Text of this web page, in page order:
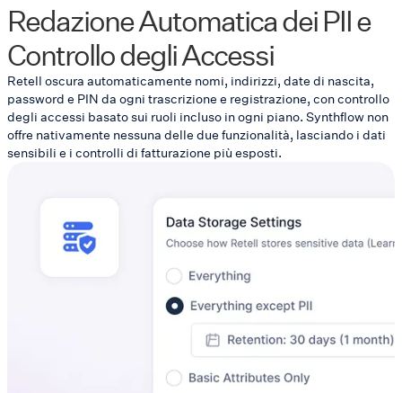
Redazione Automatica dei PII e
Controllo degli Accessi
Retell oscura automaticamente nomi, indirizzi, date di nascita,
password e PIN da ogni trascrizione e registrazione, con controllo
degli accessi basato sui ruoli incluso in ogni piano. Synthflow non
offre nativamente nessuna delle due funzionalità, lasciando i dati
sensibili e i controlli di fatturazione più esposti.